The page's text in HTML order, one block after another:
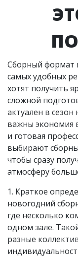
Сборный формат
самых удобных
хотят получить
сложной
актуален в
важны экономия
и готовая
выбирают
чтобы сразу
атмосферу
1. Краткое
новогодний
где несколько
одном зале.
разные